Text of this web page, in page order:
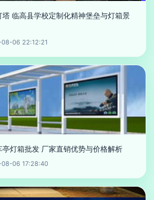
塔 临高县学校定制化精神堡垒与灯箱景
06 22:12:21
灯箱批发 厂家直销优势与价格解析
08-06 17:28:40